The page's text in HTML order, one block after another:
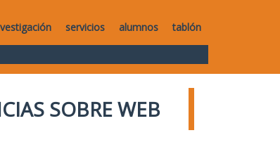
servicios alumnos tablón
SOBRE WEB